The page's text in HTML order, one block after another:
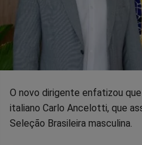
O novo dirigente enfatizou
italiano Carlo Ancelotti, que
Seleção Brasileira masculina.